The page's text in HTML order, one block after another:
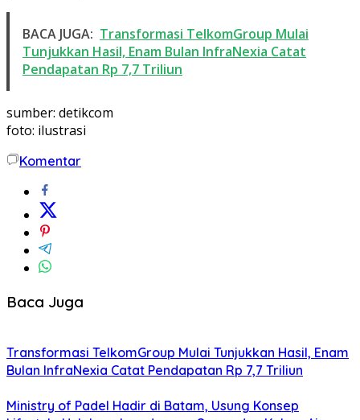
BACA JUGA: Transformasi TelkomGroup Mulai
Tunjukkan Hasil, Enam Bulan InfraNexia Catat
Pendapatan Rp 7,7 Triliun
sumber: detikcom
foto: ilustrasi
Komentar
Baca Juga
Transformasi TelkomGroup Mulai Tunjukkan Hasil, Enam
Bulan InfraNexia Catat Pendapatan Rp 7,7 Triliun
Ministry of Padel Hadir di Batam, Usung Konsep